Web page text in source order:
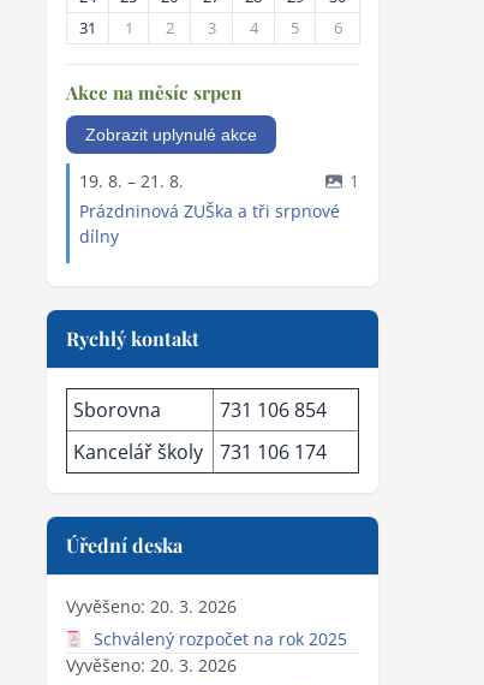
‹ Srpen 2026 ›
Po Út St Čt Pá So
Ne
27
28 29 30
3
4 5 6 7
10
11 12 13 14
17
18 19
23
24
25 26 27 28 29
30
31
Akce na měsíc srpen
Zobrazit uplynulé akce
19. 8. – 21. 8.
Prázdninová ZUŠka a tři srpnové
dílny
Rychlý kontakt
Sborovna
731 106 854
Kancelář školy
731 106 174